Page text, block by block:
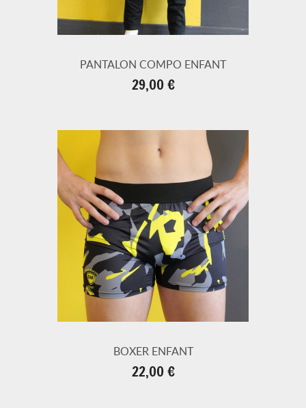
PANTALON COMPO ENFANT
Prix
29,00 €
BOXER ENFANT
Prix
22,00 €